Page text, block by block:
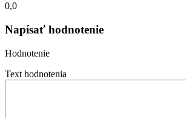
0,0
Napísať hodnotenie
Hodnotenie
Text hodnotenia